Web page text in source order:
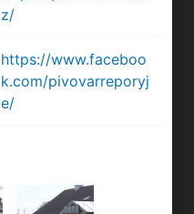
z/
https://www.faceboo
k.com/pivovarreporyj
e/